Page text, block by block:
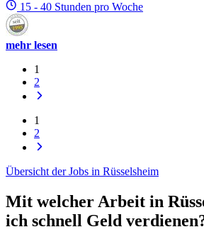
15 - 40 Stunden pro Woche
mehr lesen
1
2
1
2
Übersicht der Jobs in Rüsselsheim
Mit welcher Arbeit in
ich schnell Geld